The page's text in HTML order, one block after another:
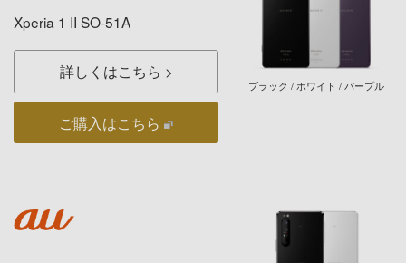
Xperia 1 II SO-51A
詳しくはこちら
ご購入はこちら
ブラック / ホワイト / パープル